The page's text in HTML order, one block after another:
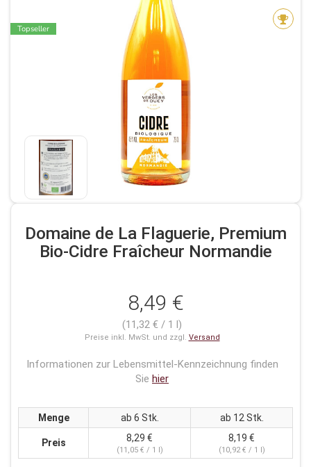
Topseller
Domaine de La Flaguerie, Premium
Bio-Cidre Fraîcheur Normandie
8,49 €
(11,32 € / 1 l)
Preise inkl. MwSt. und zzgl. Versand
Informationen zur Lebensmittel-Kennzeichnung finden
Sie hier
Menge ab 6 Stk. ab 12 Stk.
Preis 8,29 €
(11,05 € / 1 l)
8,19 €
(10,92 € / 1 l)